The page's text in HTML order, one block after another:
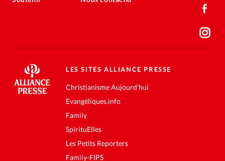
LES SITES ALLIANCE PRESSE
Christianisme Aujourd'hui
Evangéliques.info
Family
SpirituElles
Les Petits Reporters
Family-FIPS